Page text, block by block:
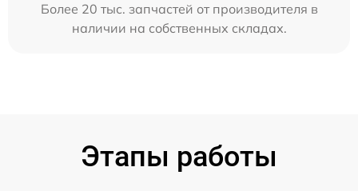
Более 20 тыс. запчастей от производителя в
наличии на собственных складах.
Этапы работы